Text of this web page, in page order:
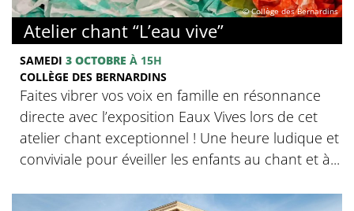
© Collège des Bernardins
Atelier chant “L’eau vive”
SAMEDI 3 OCTOBRE À 15H
COLLÈGE DES BERNARDINS
Faites vibrer vos voix en famille en résonnance
directe avec l’exposition Eaux Vives lors de cet
atelier chant exceptionnel ! Une heure ludique et
conviviale pour éveiller les enfants au chant et à...